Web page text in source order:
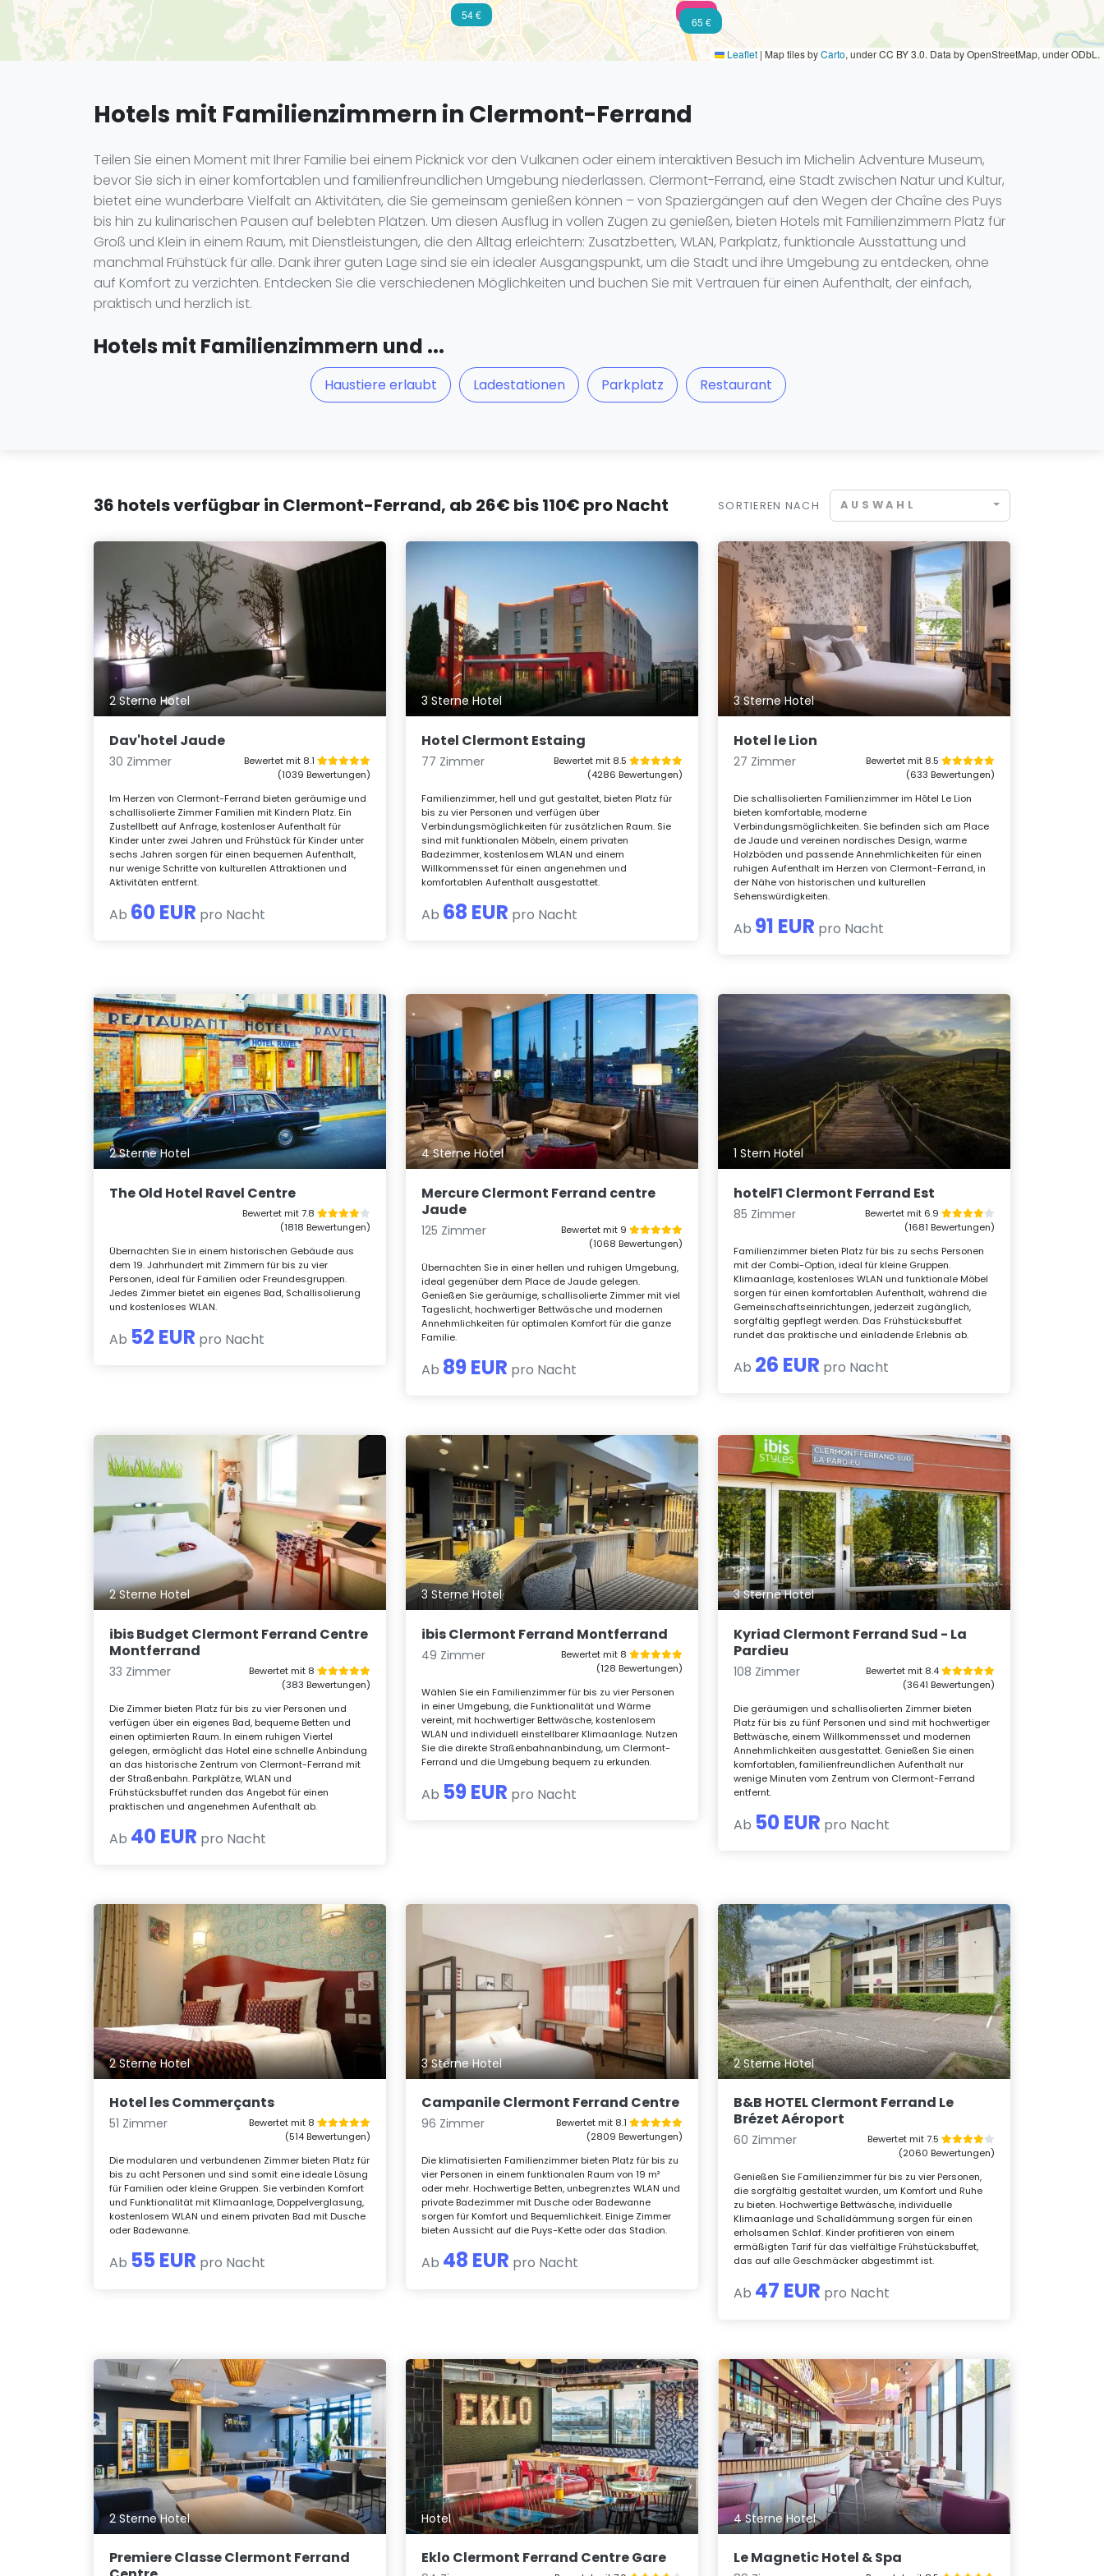
102 €
50 €
54 €
65 €
Leaflet | Map tiles byCarto, under CC BY 3.0. Data by OpenStreetMap, under ODbL.
Hotels mit Familienzimmern in Clermont-Ferrand
Teilen Sie einen Moment mit Ihrer Familie bei einem Picknick vor den Vulkanen oder einem interaktiven Besuch im Michelin Adventure Museum,
bevor Sie sich in einer komfortablen und familienfreundlichen Umgebung niederlassen. Clermont-Ferrand, eine Stadt zwischen Natur und Kultur,
bietet eine wunderbare Vielfalt an Aktivitäten, die Sie gemeinsam genießen können – von Spaziergängen auf den Wegen der Chaîne des Puys
bis hin zu kulinarischen Pausen auf belebten Plätzen. Um diesen Ausflug in vollen Zügen zu genießen, bieten Hotels mit Familienzimmern Platz für
Groß und Klein in einem Raum, mit Dienstleistungen, die den Alltag erleichtern: Zusatzbetten, WLAN, Parkplatz, funktionale Ausstattung und
manchmal Frühstück für alle. Dank ihrer guten Lage sind sie ein idealer Ausgangspunkt, um die Stadt und ihre Umgebung zu entdecken, ohne
auf Komfort zu verzichten. Entdecken Sie die verschiedenen Möglichkeiten und buchen Sie mit Vertrauen für einen Aufenthalt, der einfach,
praktisch und herzlich ist.
Hotels mit Familienzimmern und ...
Haustiere erlaubt Ladestationen Parkplatz Restaurant
36 hotels verfügbar in Clermont-Ferrand, ab 26€ bis 110€ pro Nacht SORTIEREN NACH AUSWAHL
2 Sterne Hotel
Dav'hotel Jaude
30 Zimmer
Bewertet mit 8.1
(1039 Bewertungen)
Im Herzen von Clermont-Ferrand bieten geräumige und
schallisolierte Zimmer Familien mit Kindern Platz. Ein
Zustellbett auf Anfrage, kostenloser Aufenthalt für
Kinder unter zwei Jahren und Frühstück für Kinder unter
sechs Jahren sorgen für einen bequemen Aufenthalt,
nur wenige Schritte von kulturellen Attraktionen und
Aktivitäten entfernt.
Ab 60 EUR pro Nacht
3 Sterne Hotel
Hotel Clermont Estaing
77 Zimmer
Bewertet mit 8.5
(4286 Bewertungen)
Familienzimmer, hell und gut gestaltet, bieten Platz für
bis zu vier Personen und verfügen über
Verbindungsmöglichkeiten für zusätzlichen Raum. Sie
sind mit funktionalen Möbeln, einem privaten
Badezimmer, kostenlosem WLAN und einem
Willkommensset für einen angenehmen und
komfortablen Aufenthalt ausgestattet.
Ab 68 EUR pro Nacht
3 Sterne Hotel
Hotel le Lion
27 Zimmer
Bewertet mit 8.5
(633 Bewertungen)
Die schallisolierten Familienzimmer im Hôtel Le Lion
bieten komfortable, moderne
Verbindungsmöglichkeiten. Sie befinden sich am Place
de Jaude und vereinen nordisches Design, warme
Holzböden und passende Annehmlichkeiten für einen
ruhigen Aufenthalt im Herzen von Clermont-Ferrand, in
der Nähe von historischen und kulturellen
Sehenswürdigkeiten.
Ab 91 EUR pro Nacht
2 Sterne Hotel
The Old Hotel Ravel Centre
Bewertet mit 7.8
(1818 Bewertungen)
Übernachten Sie in einem historischen Gebäude aus
dem 19. Jahrhundert mit Zimmern für bis zu vier
Personen, ideal für Familien oder Freundesgruppen.
Jedes Zimmer bietet ein eigenes Bad, Schallisolierung
und kostenloses WLAN.
Ab 52 EUR pro Nacht
4 Sterne Hotel
Mercure Clermont Ferrand centre
Jaude
125 Zimmer
Bewertet mit 9
(1068 Bewertungen)
Übernachten Sie in einer hellen und ruhigen Umgebung,
ideal gegenüber dem Place de Jaude gelegen.
Genießen Sie geräumige, schallisolierte Zimmer mit viel
Tageslicht, hochwertiger Bettwäsche und modernen
Annehmlichkeiten für optimalen Komfort für die ganze
Familie.
Ab 89 EUR pro Nacht
1 Stern Hotel
hotelF1 Clermont Ferrand Est
85 Zimmer
Bewertet mit 6.9
(1681 Bewertungen)
Familienzimmer bieten Platz für bis zu sechs Personen
mit der Combi-Option, ideal für kleine Gruppen.
Klimaanlage, kostenloses WLAN und funktionale Möbel
sorgen für einen komfortablen Aufenthalt, während die
Gemeinschaftseinrichtungen, jederzeit zugänglich,
sorgfältig gepflegt werden. Das Frühstücksbuffet
rundet das praktische und einladende Erlebnis ab.
Ab 26 EUR pro Nacht
2 Sterne Hotel
ibis Budget Clermont Ferrand Centre
Montferrand
33 Zimmer
Bewertet mit 8
(383 Bewertungen)
Die Zimmer bieten Platz für bis zu vier Personen und
verfügen über ein eigenes Bad, bequeme Betten und
einen optimierten Raum. In einem ruhigen Viertel
gelegen, ermöglicht das Hotel eine schnelle Anbindung
an das historische Zentrum von Clermont-Ferrand mit
der Straßenbahn. Parkplätze, WLAN und
Frühstücksbuffet runden das Angebot für einen
praktischen und angenehmen Aufenthalt ab.
Ab 40 EUR pro Nacht
3 Sterne Hotel
ibis Clermont Ferrand Montferrand
49 Zimmer
Bewertet mit 8
(128 Bewertungen)
Wählen Sie ein Familienzimmer für bis zu vier Personen
in einer Umgebung, die Funktionalität und Wärme
vereint, mit hochwertiger Bettwäsche, kostenlosem
WLAN und individuell einstellbarer Klimaanlage. Nutzen
Sie die direkte Straßenbahnanbindung, um Clermont-
Ferrand und die Umgebung bequem zu erkunden.
Ab 59 EUR pro Nacht
3 Sterne Hotel
Kyriad Clermont Ferrand Sud - La
Pardieu
108 Zimmer
Bewertet mit 8.4
(3641 Bewertungen)
Die geräumigen und schallisolierten Zimmer bieten
Platz für bis zu fünf Personen und sind mit hochwertiger
Bettwäsche, einem Willkommensset und modernen
Annehmlichkeiten ausgestattet. Genießen Sie einen
komfortablen, familienfreundlichen Aufenthalt nur
wenige Minuten vom Zentrum von Clermont-Ferrand
entfernt.
Ab 50 EUR pro Nacht
2 Sterne Hotel
Hotel les Commerçants
51 Zimmer
Bewertet mit 8
(514 Bewertungen)
Die modularen und verbundenen Zimmer bieten Platz für
bis zu acht Personen und sind somit eine ideale Lösung
für Familien oder kleine Gruppen. Sie verbinden Komfort
und Funktionalität mit Klimaanlage, Doppelverglasung,
kostenlosem WLAN und einem privaten Bad mit Dusche
oder Badewanne.
Ab 55 EUR pro Nacht
3 Sterne Hotel
Campanile Clermont Ferrand Centre
96 Zimmer
Bewertet mit 8.1
(2809 Bewertungen)
Die klimatisierten Familienzimmer bieten Platz für bis zu
vier Personen in einem funktionalen Raum von 19 m²
oder mehr. Hochwertige Betten, unbegrenztes WLAN und
private Badezimmer mit Dusche oder Badewanne
sorgen für Komfort und Bequemlichkeit. Einige Zimmer
bieten Aussicht auf die Puys-Kette oder das Stadion.
Ab 48 EUR pro Nacht
2 Sterne Hotel
B&B HOTEL Clermont Ferrand Le
Brézet Aéroport
60 Zimmer
Bewertet mit 7.5
(2060 Bewertungen)
Genießen Sie Familienzimmer für bis zu vier Personen,
die sorgfältig gestaltet wurden, um Komfort und Ruhe
zu bieten. Hochwertige Bettwäsche, individuelle
Klimaanlage und Schalldämmung sorgen für einen
erholsamen Schlaf. Kinder profitieren von einem
ermäßigten Tarif für das vielfältige Frühstücksbuffet,
das auf alle Geschmäcker abgestimmt ist.
Ab 47 EUR pro Nacht
2 Sterne Hotel
Premiere Classe Clermont Ferrand
Hotel
Eklo Clermont Ferrand Centre Gare
4 Sterne Hotel
Le Magnetic Hotel & Spa